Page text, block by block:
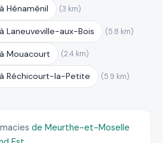
Hénaménil (3 km)
Laneuveville-aux-Bois (5.8 km)
Mouacourt (2.4 km)
Réchicourt-la-Petite (5.9 km)
de Meurthe-et-Moselle